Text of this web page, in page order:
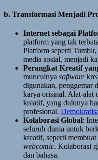
b. Transformasi Menjadi
Internet sebagai
platform yang tak
Platform seperti
media sosial, menjadi
Perangkat Kreatif
munculnya software
digunakan, penggemar
karya orisinal. Alat-alat
kreatif, yang dulunya
profesional.
Kolaborasi Global:
seluruh dunia untuk
kreatif, seperti
webcomic. Kolaborasi
dan bahasa.